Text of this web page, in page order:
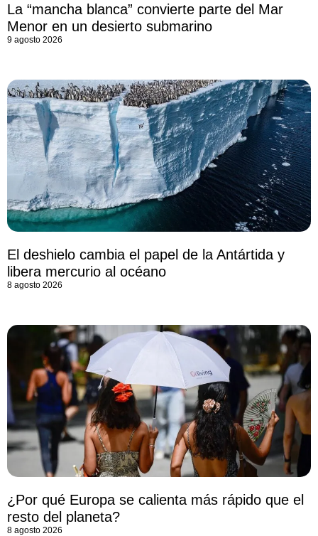
La “mancha blanca” convierte parte del Mar
Menor en un desierto submarino
9 agosto 2026
El deshielo cambia el papel de la Antártida y
libera mercurio al océano
8 agosto 2026
¿Por qué Europa se calienta más rápido que el
resto del planeta?
8 agosto 2026